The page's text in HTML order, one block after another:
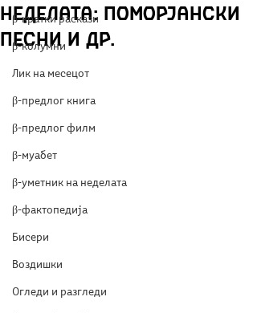
β-кратки раскази
β-колумни
Лик на месецот
β-предлог книга
β-предлог филм
β-муабет
β-уметник на неделата
β-фактопедија
Бисери
Воздишки
Огледи и разгледи
неделата: Поморјански
песни и др.